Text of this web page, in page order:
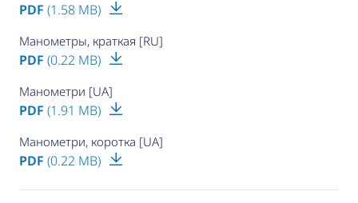
PDF (1.58 MB)
Манометры, краткая [RU]
PDF (0.22 MB)
Манометри [UA]
PDF (1.91 MB)
Манометри, коротка [UA]
PDF (0.22 MB)